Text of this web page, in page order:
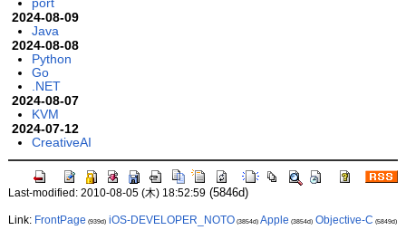
2024-08-09
Java
2024-08-08
Python
Go
.NET
2024-08-07
KVM
2024-07-12
CreativeAI
Last-modified: 2010-08-05 (木) 18:52:59(5846d)
Link: FrontPage (939d) iOS-DEVELOPER_NOTO(3854d) Apple (3854d) Objective-C (5849d)